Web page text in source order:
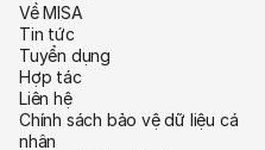
Về MISA
Tin tức
Tuyển dụng
Hợp tác
Liên hệ
Chính sách bảo vệ dữ liệu cá
nhân